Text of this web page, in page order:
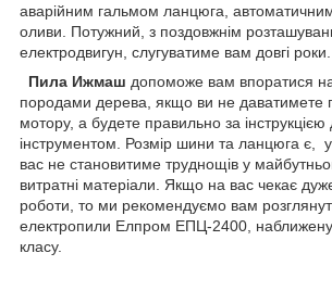
аварійним гальмом ланцюга,
оливи. Потужний, з поздовжнім
електродвигун, слугуватиме вам довгі роки.
Пила Ижмаш допоможе вам впоратися
породами дерева, якщо ви не даватимете
мотору, а будете правильно за інструкцією
інструментом. Розмір шини та ланцюга є,
вас не становитиме труднощів у
витратні матеріали. Якщо на вас чекає
роботи, то ми рекомендуємо вам
електропили Елпром ЕПЦ-2400,
класу.